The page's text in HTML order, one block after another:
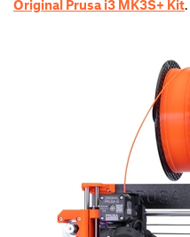
Original Prusa i3 MK3S+ Kit.